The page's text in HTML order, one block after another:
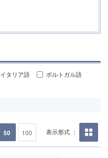
イタリア語
ポルトガル語
表示形式 ：
画像の
50 100